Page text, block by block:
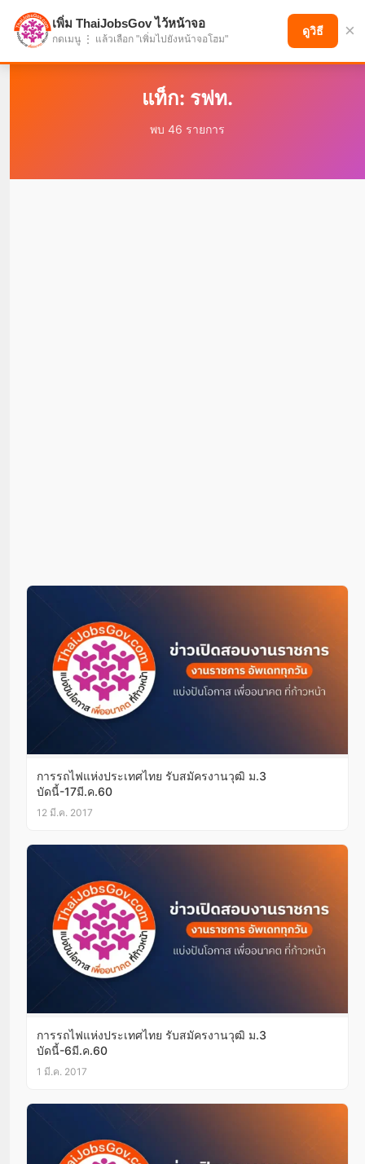
แบ่งปันโอกาส เพื่ออนาคตที่ก้าวหน้า
แท็ก: รฟท.
พบ 46 รายการ
การรถไฟแห่งประเทศไทย รับสมัครงานวุฒิ ม.3
บัดนี้-17มี.ค.60
12 มี.ค. 2017
การรถไฟแห่งประเทศไทย รับสมัครงานวุฒิ ม.3
บัดนี้-6มี.ค.60
1 มี.ค. 2017
เพิ่ม ThaiJobsGov ไว้หน้าจอ
กดเมนู ⋮ แล้วเลือก "เพิ่มไปยังหน้าจอโฮม"
ดูวิธี ×